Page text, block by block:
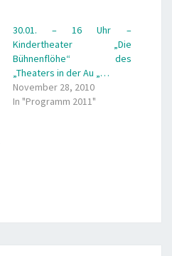
30.01. – 16 Uhr –
Kindertheater „Die
Bühnenflöhe“ des
„Theaters in der Au „…
November 28, 2010
In "Programm 2011"